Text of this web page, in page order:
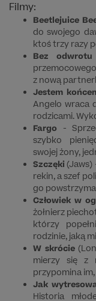
Filmy:
Beetlejuice
do swojego
ktoś trzy razy
Bez odwrotu
z nową
Jestem
Angelo wraca
rodzicami.
Fargo -
szybko
swojej żony,
Szczęki (Jaws)
rekin, a szef
go
Człowiek w
żołnierz
którzy
rodzinie, jaką
W skrócie
mierzy się z
przypomina
Jak
Historia